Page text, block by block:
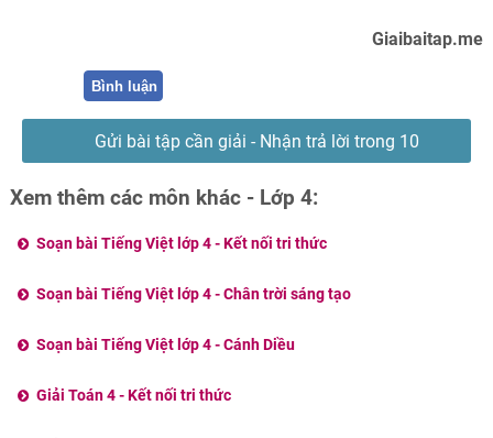
Giaibaitap.me
Bình luận
Gửi bài tập cần giải - Nhận trả lời trong 10
phút
Xem thêm các môn khác - Lớp 4:
Soạn bài Tiếng Việt lớp 4 - Kết nối tri thức
Soạn bài Tiếng Việt lớp 4 - Chân trời sáng tạo
Soạn bài Tiếng Việt lớp 4 - Cánh Diều
Giải Toán 4 - Kết nối tri thức